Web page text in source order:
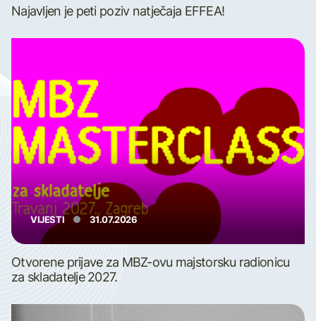
Najavljen je peti poziv natječaja EFFEA!
VIJESTI 31.07.2026
Otvorene prijave za MBZ-ovu majstorsku radionicu
za skladatelje 2027.